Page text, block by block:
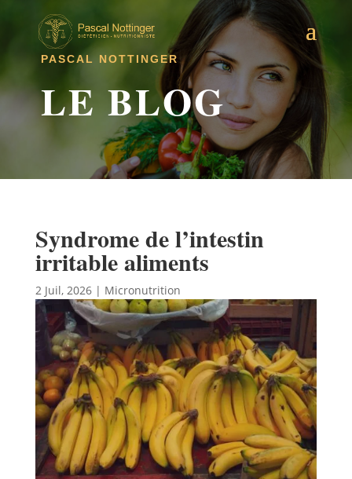
PASCAL NOTTINGER
LE BLOG
Syndrome de l’intestin
irritable aliments
2 Juil, 2026| Micronutrition